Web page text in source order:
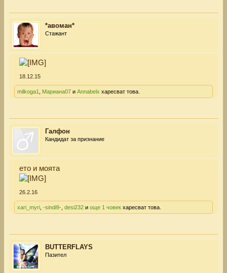
*авоман*
Стажант
18.12.15
milkoga1 Мариана07 и Annabelx харесват това.
Галфон
Кандидат за признание
ето и моята
26.2.16
xari_myri -sindi9- desi232 и още 1 човек харесват това.
BUTTERFLAYS
Пазител